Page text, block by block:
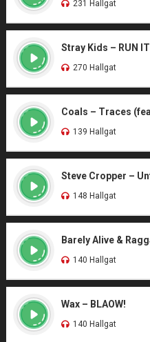
231 Hallgat
Stray Kids – RUN IT
270 Hallgat
Coals – Traces
139 Hallgat
Steve Cropper –
148 Hallgat
Barely Alive &
140 Hallgat
Wax – BLAOW!
140 Hallgat